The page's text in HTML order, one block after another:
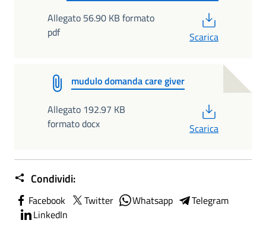
Allegato 56.90 KB formato
pdf
Scarica
mudulo domanda care giver
Allegato 192.97 KB
formato docx
Scarica
Condividi:
Facebook Twitter Whatsapp
Telegram
LinkedIn